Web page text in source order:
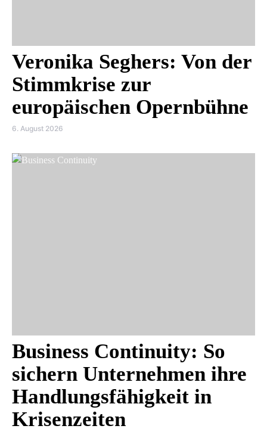
Veronika Seghers: Von der
Stimmkrise zur
europäischen Opernbühne
6. August 2026
Business Continuity: So
sichern Unternehmen ihre
Handlungsfähigkeit in
Krisenzeiten